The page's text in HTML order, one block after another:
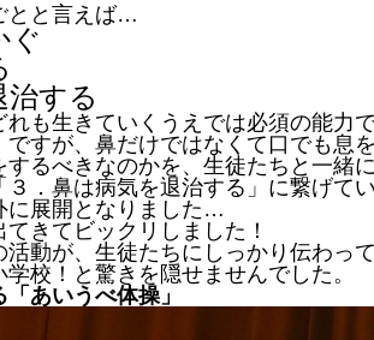
とと言えば…
ぐ
治する
れも生きていくうえでは必須の能力
ですが、鼻だけではなくて口でも息
するべきなのかを、生徒たちと一緒
３．鼻は病気を退治する」に繋げて
に展開となりました…
きてビックリしました！
活動が、生徒たちにしっかり伝わっ
校！と驚きを隠せませんでした。
あいうべ体操」